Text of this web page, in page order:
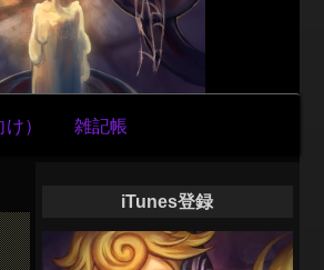
） 雑記帳
iTunes登録